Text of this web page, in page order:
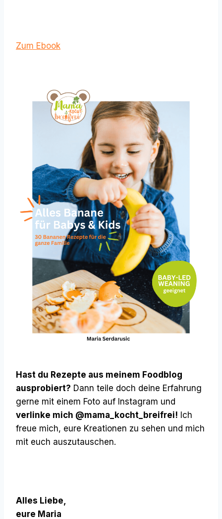
Zum Ebook
Hast du Rezepte aus meinem Foodblog
ausprobiert? Dann teile doch deine Erfahrung
gerne mit einem Foto auf Instagram und
verlinke mich @mama_kocht_breifrei! Ich
freue mich, eure Kreationen zu sehen und mich
mit euch auszutauschen.
Alles Liebe,
eure Maria